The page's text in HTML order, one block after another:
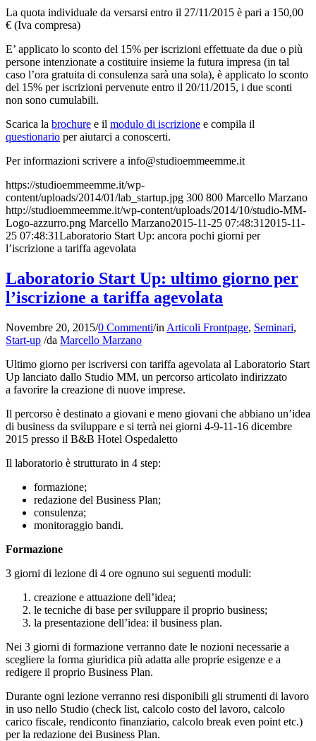
La quota individuale da versarsi entro il 27/11/2015 è pari a 150,00
€ (Iva compresa)
E’ applicato lo sconto del 15% per iscrizioni effettuate da due o più
persone intenzionate a costituire insieme la futura impresa (in tal
caso l’ora gratuita di consulenza sarà una sola), è applicato lo sconto
del 15% per iscrizioni pervenute entro il 20/11/2015, i due sconti
non sono cumulabili.
Scarica la brochure e il modulo di iscrizione e compila il
questionario per aiutarci a conoscerti.
Per informazioni scrivere a info@studioemmeemme.it
https://studioemmeemme.it/wp-
content/uploads/2014/01/lab_startup.jpg 300 800 Marcello Marzano
http://studioemmeemme.it/wp-content/uploads/2014/10/studio-MM-
Logo-azzurro.png Marcello Marzano2015-11-25 07:48:31 2015-11-
25 07:48:31Laboratorio Start Up: ancora pochi giorni per
l’iscrizione a tariffa agevolata
Laboratorio Start Up: ultimo giorno per
l’iscrizione a tariffa agevolata
Novembre 20, 2015/0 Commenti/in Articoli Frontpage, Seminari,
Start-up /da Marcello Marzano
Ultimo giorno per iscriversi con tariffa agevolata al Laboratorio Start
Up lanciato dallo Studio MM, un percorso articolato indirizzato
a favorire la creazione di nuove imprese.
Il percorso è destinato a giovani e meno giovani che abbiano un’idea
di business da sviluppare e si terrà nei giorni 4-9-11-16 dicembre
2015 presso il B&B Hotel Ospedaletto
Il laboratorio è strutturato in 4 step:
formazione;
redazione del Business Plan;
consulenza;
monitoraggio bandi.
Formazione
3 giorni di lezione di 4 ore ognuno sui seguenti moduli:
creazione e attuazione dell’idea;
le tecniche di base per sviluppare il proprio business;
la presentazione dell’idea: il business plan.
Nei 3 giorni di formazione verranno date le nozioni necessarie a
scegliere la forma giuridica più adatta alle proprie esigenze e a
redigere il proprio Business Plan.
Durante ogni lezione verranno resi disponibili gli strumenti di lavoro
in uso nello Studio (check list, calcolo costo del lavoro, calcolo
carico fiscale, rendiconto finanziario, calcolo break even point etc.)
per la redazione dei Business Plan.